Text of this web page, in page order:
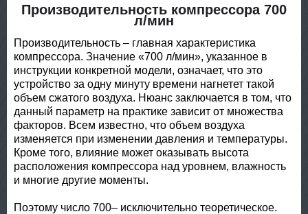
Производительность компрессора 700
л/мин
Производительность – главная характеристика
компрессора. Значение «700 л/мин», указанное в
инструкции конкретной модели, означает, что это
устройство за одну минуту времени нагнетет такой
объем сжатого воздуха. Нюанс заключается в том, что
данный параметр на практике зависит от множества
факторов. Всем известно, что объем воздуха
изменяется при изменении давления и температуры.
Кроме того, влияние может оказывать высота
расположения компрессора над уровнем, влажность
и многие другие моменты.
Поэтому число 700– исключительно теоретическое.